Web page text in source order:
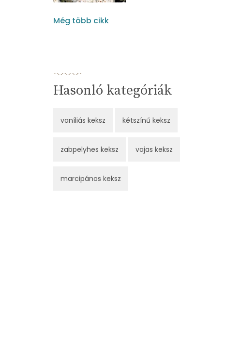
Még több cikk
Hasonló kategóriák
vaníliás keksz kétszínű keksz
zabpelyhes keksz vajas keksz
marcipános keksz